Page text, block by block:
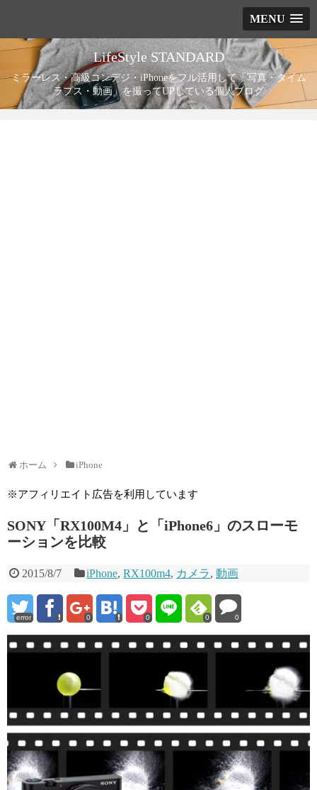
MENU
LifeStyle STANDARD
ミラーレス・高級コンデジ・iPhoneをフル活用して「写真・タイム
ラプス・動画」を撮ってUPしている個人ブログ
ホーム iPhone
※アフィリエイト広告を利用しています
SONY「RX100M4」と「iPhone6」のスローモ
ーションを比較
2015/8/7 iPhone,RX100m4, カメラ,動画
error 0 0 0 0